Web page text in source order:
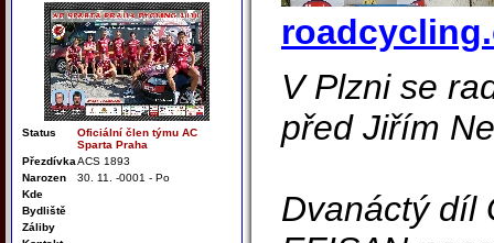
Status
Oficiální člen týmu AC
Sparta Praha
PřezdívkaACS 1893
Narozen
30. 11. -0001 - Po
Kde
Bydliště
Záliby
V Plzni se
před Jiřím
Dvanáctý díl